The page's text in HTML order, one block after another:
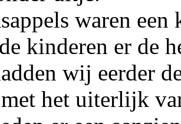
waren
kinderen er de
wij eerder
het uiterlijk